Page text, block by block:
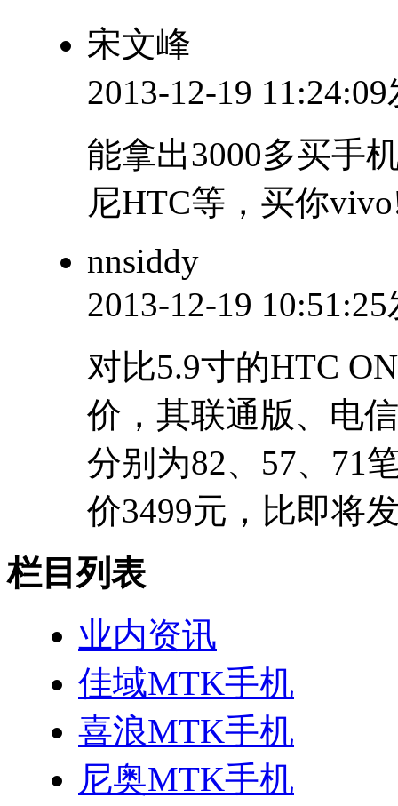
宋文峰
2013-12-19
能拿出3000多买手
尼HTC等，买你
nnsiddy
2013-12-19
对比5.9寸的HTC
价，其联通版、电
分别为82、57、71
价3499元，比即将
栏目列表
业内资讯
佳域MTK手机
喜浪MTK手机
尼奥MTK手机